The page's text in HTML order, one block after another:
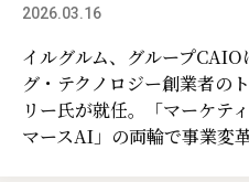
2026.03.16
イルグルム、グループCAIO
グ・テクノロジー創業者の
リー氏が就任。「マーケテ
マースAI」の両輪で事業変